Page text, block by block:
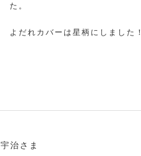
た。
よだれカバーは星柄にしました！
宇治さま